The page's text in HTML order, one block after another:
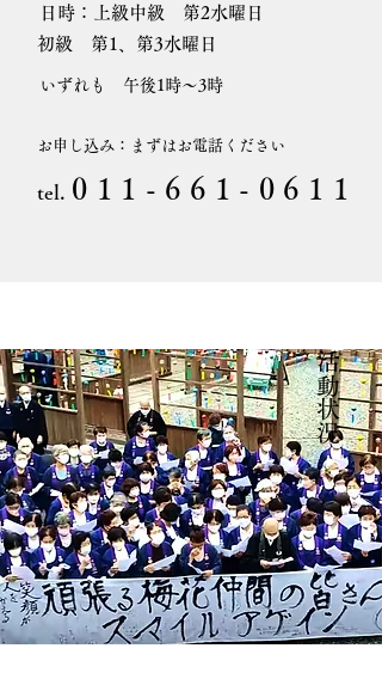
日時：上級中級 第2水曜日
初級 第1、第3水曜日
いずれも 午後1時～3時
お申し込み：まずはお電話ください
tel. 011-6 6 1-0611
活動状況